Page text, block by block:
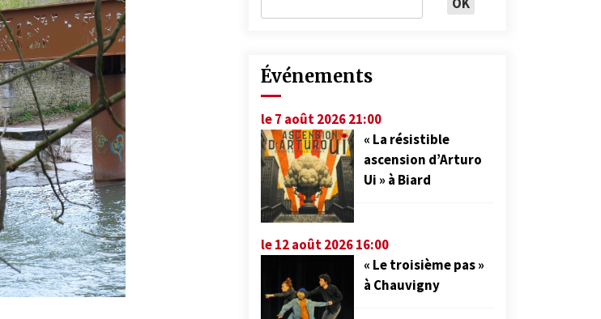
Événements
le 7 août 2026 21:00
« La résistible
ascension d’Arturo
Ui » à Biard
le 12 août 2026 16:00
« Le troisième pas »
à Chauvigny